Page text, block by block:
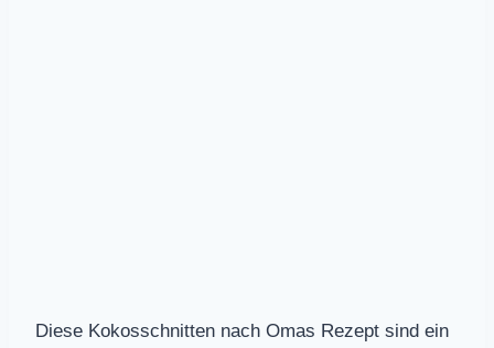
Diese Kokosschnitten nach Omas Rezept sind ein